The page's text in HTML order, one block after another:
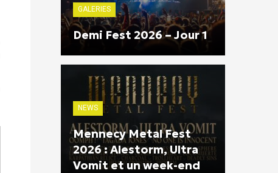
GALERIES
Demi Fest 2026 – Jour 1
NEWS
Mennecy Metal Fest
2026 : Alestorm, Ultra
Vomit et un week-end